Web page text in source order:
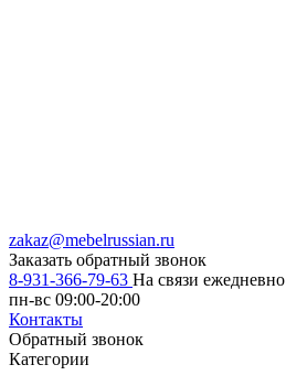
zakaz@mebelrussian.ru
Заказать обратный звонок
8-931-366-79-63 На связи ежедневно
пн-вс 09:00-20:00
Контакты
Обратный звонок
Категории